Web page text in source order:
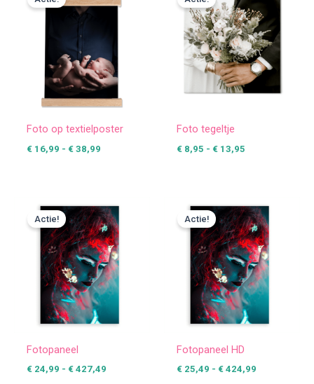
Foto op textielposter
€16,99 - €38,99
tot
Foto tegeltje
€8,95 - €13,95
tot
€ 13,95
Actie!
Fotopaneel
€24,99 - €427,49
€ 24,99
tot
€ 427,49
Actie!
Fotopaneel HD
€25,49 - €424,99
€ 25,49
tot
€ 424,99